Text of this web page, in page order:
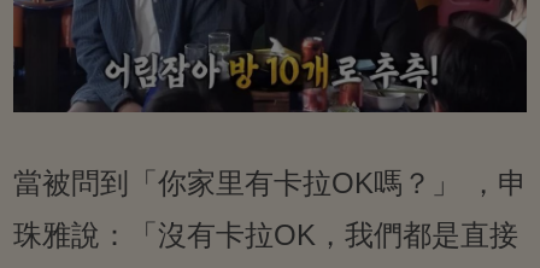
當被問到「你家里有卡拉OK嗎？」 ，申
珠雅說：「沒有卡拉OK，我們都是直接